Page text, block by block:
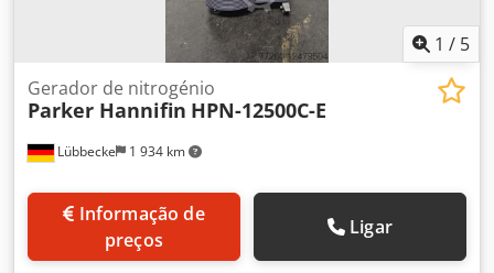
1 / 5
Lübbecke 1 934 km
Gerador de nitrogénio
Parker Hannifin HPN-12500C-E
preços
Ligar